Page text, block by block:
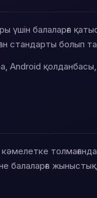
үшін балаларға
стандарты болып
Android қолданбасы,
балаларға